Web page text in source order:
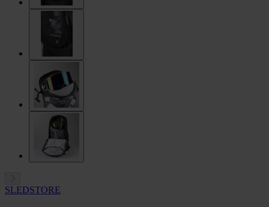
SLEDSTORE